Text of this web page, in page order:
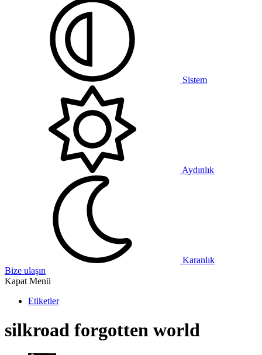
Sistem
Aydınlık
Karanlık
Bize ulaşın
Kapat Menü
Etiketler
silkroad forgotten world